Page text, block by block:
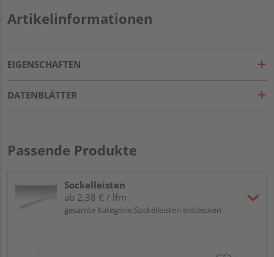
Artikelinformationen
EIGENSCHAFTEN
DATENBLÄTTER
Passende Produkte
Sockelleisten
ab 2,38 € / lfm
gesamte Kategorie Sockelleisten entdecken